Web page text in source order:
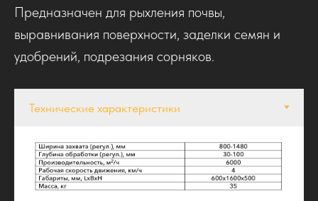
Предназначен для рыхления почвы,
выравнивания поверхности, заделки семян и
удобрений, подрезания сорняков.